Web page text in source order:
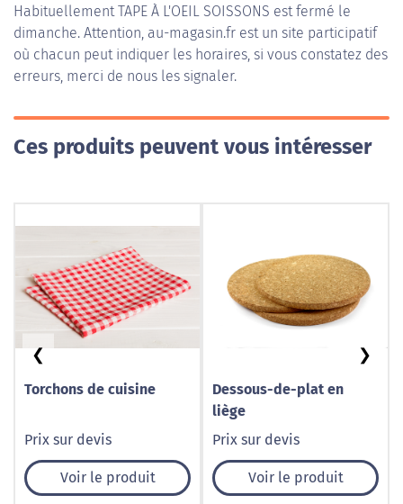
HabituellementTAPE À L'OEIL SOISSONS est fermé le
dimanche. Attention, au-magasin.fr est un site participatif
où chacun peut indiquer les horaires, si vous constatez des
erreurs, merci de nous les signaler.
Ces produits peuvent vous intéresser
Torchons de cuisine
Prix sur devis
Voir le produit
Dessous-de-plat en
liège
Prix sur devis
Voir le produit
❮ ❯